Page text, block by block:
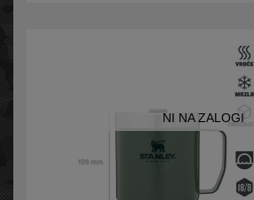
NI NA ZALOGI